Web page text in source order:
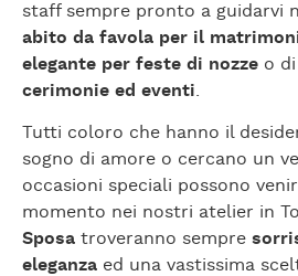
staff sempre pronto a guidarvi
abito da favola per il
elegante per feste di nozze o
cerimonie ed eventi
Tutti coloro che hanno il
sogno di amore o cercano un
occasioni speciali possono
momento nei nostri atelier in
Sposa troveranno sempre
eleganza ed una vastissima